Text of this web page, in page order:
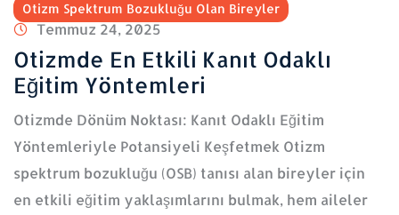
Otizm Spektrum Bozukluğu Olan Bireyler
Temmuz 24, 2025
Otizmde En Etkili Kanıt Odaklı
Eğitim Yöntemleri
Otizmde Dönüm Noktası: Kanıt Odaklı Eğitim
Yöntemleriyle Potansiyeli Keşfetmek Otizm
spektrum bozukluğu (OSB) tanısı alan bireyler için
en etkili eğitim yaklaşımlarını bulmak, hem aileler